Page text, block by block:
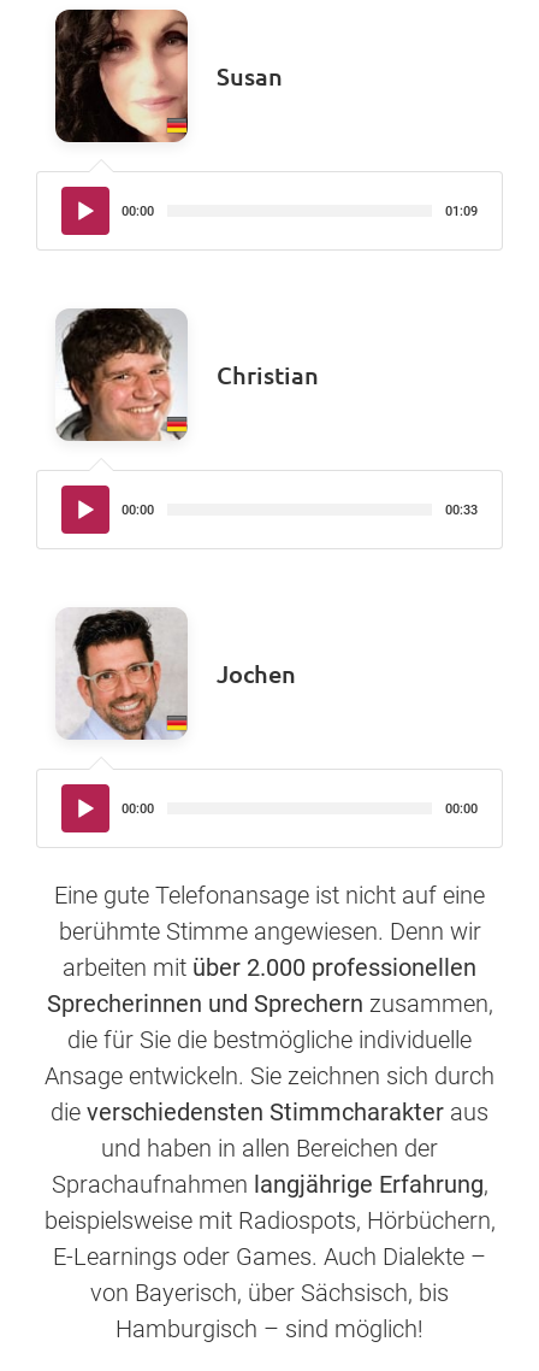
Susan
Audio-
Player
00:00 01:09
Christian
Audio-
Player
00:00 00:33
Jochen
Audio-
Player
00:00 00:00
Eine gute Telefonansage ist nicht auf eine
berühmte Stimme angewiesen. Denn wir
arbeiten mit über 2.000 professionellen
Sprecherinnen und Sprechern zusammen,
die für Sie die bestmögliche individuelle
Ansage entwickeln. Sie zeichnen sich durch
die verschiedensten Stimmcharakter aus
und haben in allen Bereichen der
Sprachaufnahmen langjährige Erfahrung,
beispielsweise mit Radiospots, Hörbüchern,
E-Learnings oder Games. Auch Dialekte –
von Bayerisch, über Sächsisch, bis
Hamburgisch – sind möglich!